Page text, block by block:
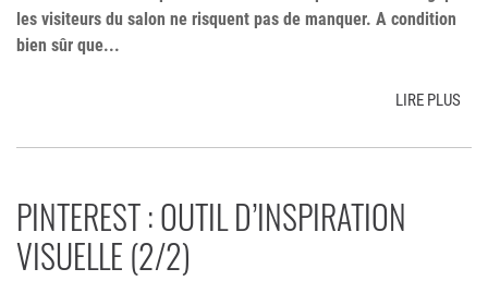
les visiteurs du salon ne risquent pas de manquer. A condition
bien sûr que...
LIRE PLUS
PINTEREST : OUTIL D’INSPIRATION
VISUELLE (2/2)